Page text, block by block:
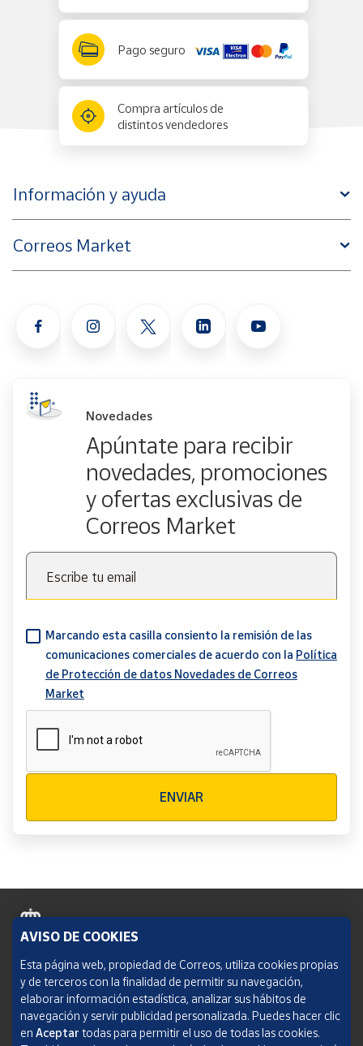
Pago seguro
Compra artículos de
distintos vendedores
Información y ayuda
Correos Market
Novedades
Apúntate para recibir
novedades, promociones
y ofertas exclusivas de
Correos Market
Escribe tu email
Marcando esta casilla consiento la remisión de las
comunicaciones comerciales de acuerdo con la Política
de Protección de datos Novedades de Correos
Market
ENVIAR
Política de cookies
Aviso legal
Condiciones del servicio
AVISO DE COOKIES
Esta página web, propiedad de Correos, utiliza cookies propias
y de terceros con la finalidad de permitir su navegación,
elaborar información estadística, analizar sus hábitos de
navegación y servir publicidad personalizada. Puedes hacer clic
en Aceptar todas para permitir el uso de todas las cookies.